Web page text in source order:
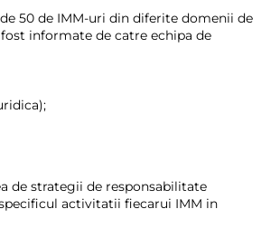
50 de IMM-uri din diferite domenii de
informate de catre echipa de
de strategii de responsabilitate
activitatii fiecarui IMM in